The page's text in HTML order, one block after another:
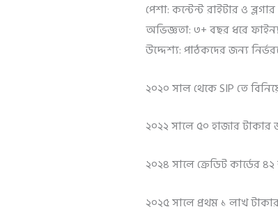
পেশা: কন্টেন্ট রাইটার ও ব্লগার
অভিজ্ঞতা: ৩+ বছর ধরে
উদ্দেশ্য: পাঠকদের জন্য
২০২০ সাল থেকে SIP তে
২০২২ সালে ৫০ হাজার
২০২৪ সালে ক্রেডিট কার্ডের
২০২৫ সালে প্রথম ১ লাখ